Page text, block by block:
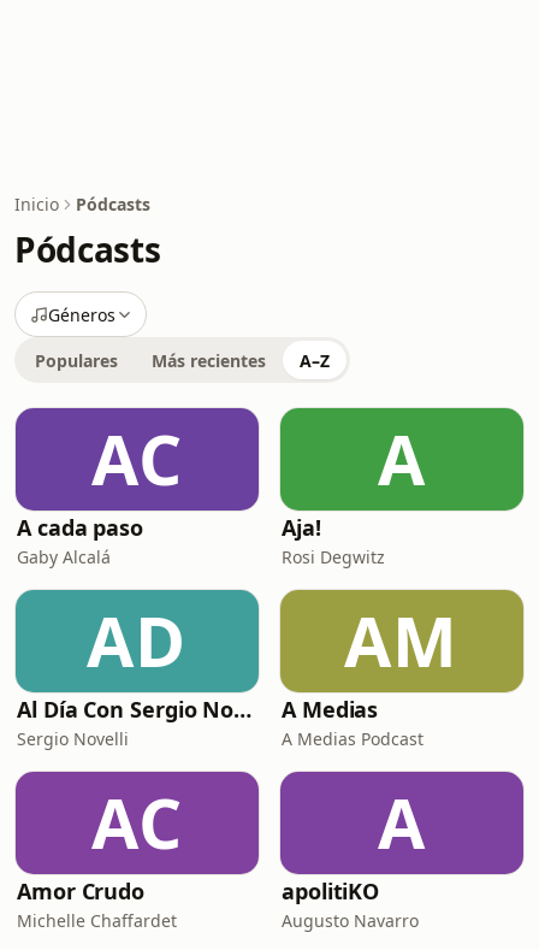
Inicio Pódcasts
Pódcasts
Géneros
Populares Más recientes A–Z
AC
A cada paso
Gaby Alcalá
A
Aja!
Rosi Degwitz
AD
Al Día Con Sergio Novelli
Sergio Novelli
AM
A Medias
A Medias Podcast
AC
Amor Crudo
Michelle Chaffardet
A
apolitiKO
Augusto Navarro